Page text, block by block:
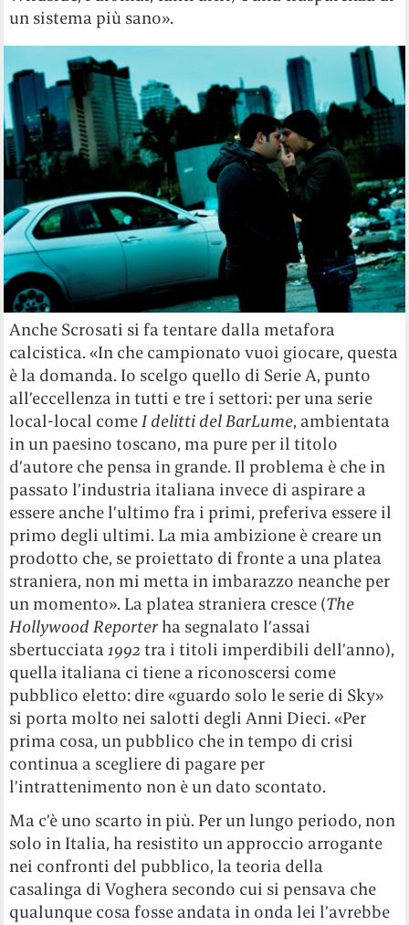
un sistema più sano».
Anche Scrosati si fa tentare dalla metafora
calcistica. «In che campionato vuoi giocare, questa
è la domanda. Io scelgo quello di Serie A, punto
all’eccellenza in tutti e tre i settori: per una serie
local-local comeI delitti del BarLume, ambientata
in un paesino toscano, ma pure per il titolo
d’autore che pensa in grande. Il problema è che in
passato l’industria italiana invece di aspirare a
essere anche l’ultimo fra i primi, preferiva essere il
primo degli ultimi. La mia ambizione è creare un
prodotto che, se proiettato di fronte a una platea
straniera, non mi metta in imbarazzo neanche per
un momento». La platea straniera cresce (The
Hollywood Reporter ha segnalato l’assai
sbertucciata1992 tra i titoli imperdibili dell’anno),
quella italiana ci tiene a riconoscersi come
pubblico eletto: dire «guardo solo le serie di Sky»
si porta molto nei salotti degli Anni Dieci. «Per
prima cosa, un pubblico che in tempo di crisi
continua a scegliere di pagare per
l’intrattenimento non è un dato scontato.
Ma c’è uno scarto in più. Per un lungo periodo, non
solo in Italia, ha resistito un approccio arrogante
nei confronti del pubblico, la teoria della
casalinga di Voghera secondo cui si pensava che
qualunque cosa fosse andata in onda lei l’avrebbe